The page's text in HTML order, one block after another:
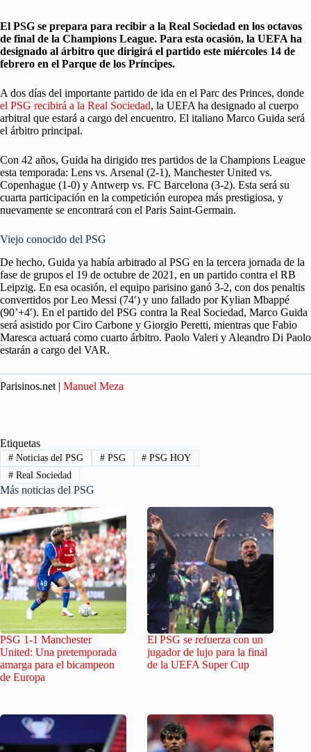
El PSG se prepara para recibir a la Real Sociedad en los octavos
de final de la Champions League. Para esta ocasión, la UEFA ha
designado al árbitro que dirigirá el partido este miércoles 14 de
febrero en el Parque de los Príncipes.
A dos días del importante partido de ida en el Parc des Princes, donde
el PSG recibirá a la Real Sociedad, la UEFA ha designado al cuerpo
arbitral que estará a cargo del encuentro. El italiano Marco Guida será
el árbitro principal.
Con 42 años, Guida ha dirigido tres partidos de la Champions League
esta temporada: Lens vs. Arsenal (2-1), Manchester United vs.
Copenhague (1-0) y Antwerp vs. FC Barcelona (3-2). Esta será su
cuarta participación en la competición europea más prestigiosa, y
nuevamente se encontrará con el Paris Saint-Germain.
Viejo conocido del PSG
De hecho, Guida ya había arbitrado al PSG en la tercera jornada de la
fase de grupos el 19 de octubre de 2021, en un partido contra el RB
Leipzig. En esa ocasión, el equipo parisino ganó 3-2, con dos penaltis
convertidos por Leo Messi (74′) y uno fallado por Kylian Mbappé
(90’+4′). En el partido del PSG contra la Real Sociedad, Marco Guida
será asistido por Ciro Carbone y Giorgio Peretti, mientras que Fabio
Maresca actuará como cuarto árbitro. Paolo Valeri y Aleandro Di Paolo
estarán a cargo del VAR.
Parisinos.net | Manuel Meza
Etiquetas
#Noticias del PSG #PSG # PSG HOY
#Real Sociedad
Más noticias del PSG
PSG 1-1 Manchester
United: Una pretemporada
amarga para el bicampeon
de Europa
El PSG se refuerza con un
jugador de lujo para la final
de la UEFA Super Cup